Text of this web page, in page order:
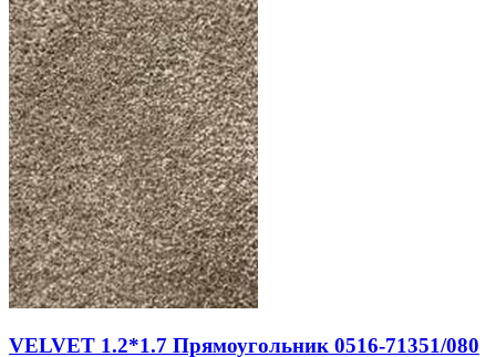
VELVET 1.2*1.7 Прямоугольник 0516-71351/080